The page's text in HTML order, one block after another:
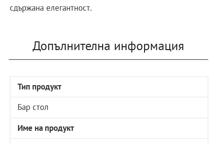
сдържана елегантност.
Допълнителна информация
Тип продукт
Бар стол
Име на продукт